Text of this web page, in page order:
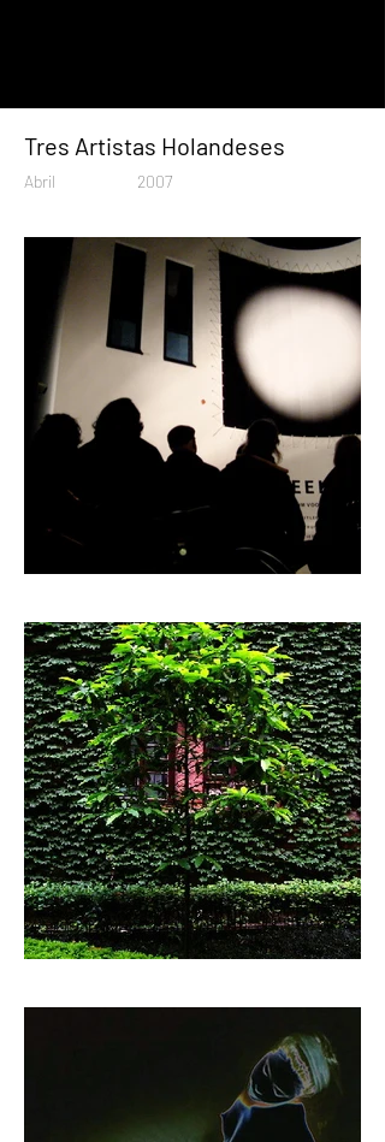
Tres Artistas Holandeses
Abril 2007